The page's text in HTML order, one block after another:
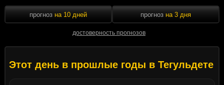
прогноз на 10 дней
достоверность прогнозов
прогноз на 3 дня
Этот день в прошлые годы в Тегульдете